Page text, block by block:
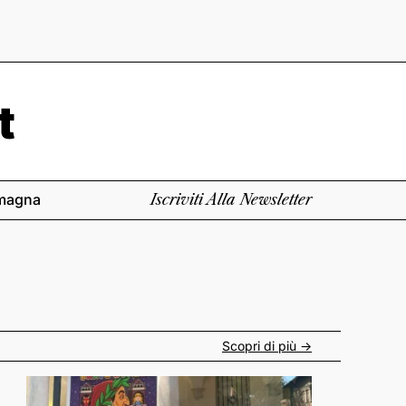
Iscriviti Alla Newsletter
Scopri di più ->